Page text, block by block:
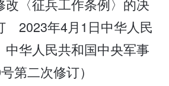
改〈征兵工作条例〉的决
2023年4月1日中华人民
中华人民共和国中央军事
第二次修订）